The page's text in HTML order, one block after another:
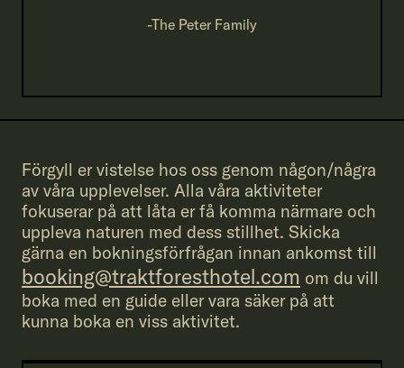
-The Peter Family
Förgyll er vistelse hos oss genom någon/några
av våra upplevelser. Alla våra aktiviteter
fokuserar på att låta er få komma närmare och
uppleva naturen med dess stillhet. Skicka
gärna en bokningsförfrågan innan ankomst till
booking@traktforesthotel.com om du vill
boka med en guide eller vara säker på att
kunna boka en viss aktivitet.